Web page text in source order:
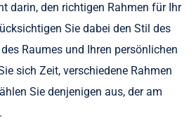
darin, den richtigen Rahmen für Ihr
Sie dabei den Stil des
Raumes und Ihren persönlichen
sich Zeit, verschiedene Rahmen
Sie denjenigen aus, der am